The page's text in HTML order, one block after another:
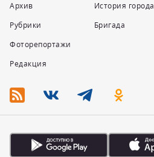
Архив
Рубрики
Фоторепортажи
Редакция
История города
Бригада